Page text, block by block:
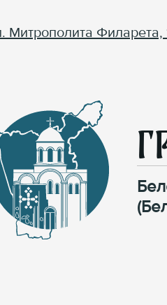
Митрополита Филарета,